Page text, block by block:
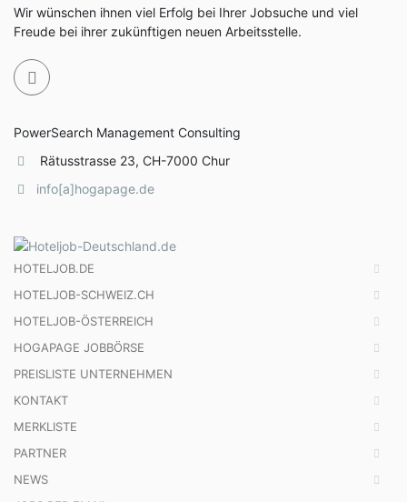
Wir wünschen ihnen viel Erfolg bei Ihrer Jobsuche und viel
Freude bei ihrer zukünftigen neuen Arbeitsstelle.
PowerSearch Management Consulting
Rätusstrasse 23, CH-7000 Chur
info[a]hogapage.de
HOTELJOB.DE
HOTELJOB-SCHWEIZ.CH
HOTELJOB-ÖSTERREICH
HOGAPAGE JOBBÖRSE
PREISLISTE UNTERNEHMEN
KONTAKT
MERKLISTE
PARTNER
NEWS